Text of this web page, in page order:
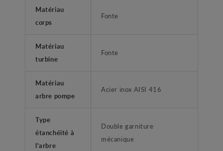
Matériau
corps
Fonte
Matériau
turbine
Fonte
Matériau
arbre pompe
Acier inox AISI 416
Type
étanchéité à
l'arbre
Double garniture
mécanique